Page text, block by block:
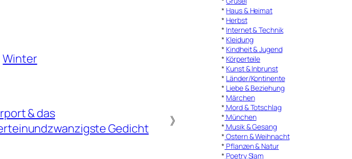
Winter
& das
Gedicht
》
* Haus & Heimat
* Herbst
* Internet & Technik
* Kleidung
* Kindheit & Jugend
* Körperteile
* Kunst & Inbrunst
* Länder/Kontinente
* Liebe & Beziehung
* Märchen
* Mord & Totschlag
* München
* Musik & Gesang
* Ostern & Weihnacht
* Pflanzen & Natur
* Poetry Slam